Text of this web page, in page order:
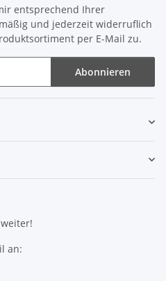
entsprechend Ihrer
und jederzeit widerruflich
per E-Mail zu.
Abonnieren
an: